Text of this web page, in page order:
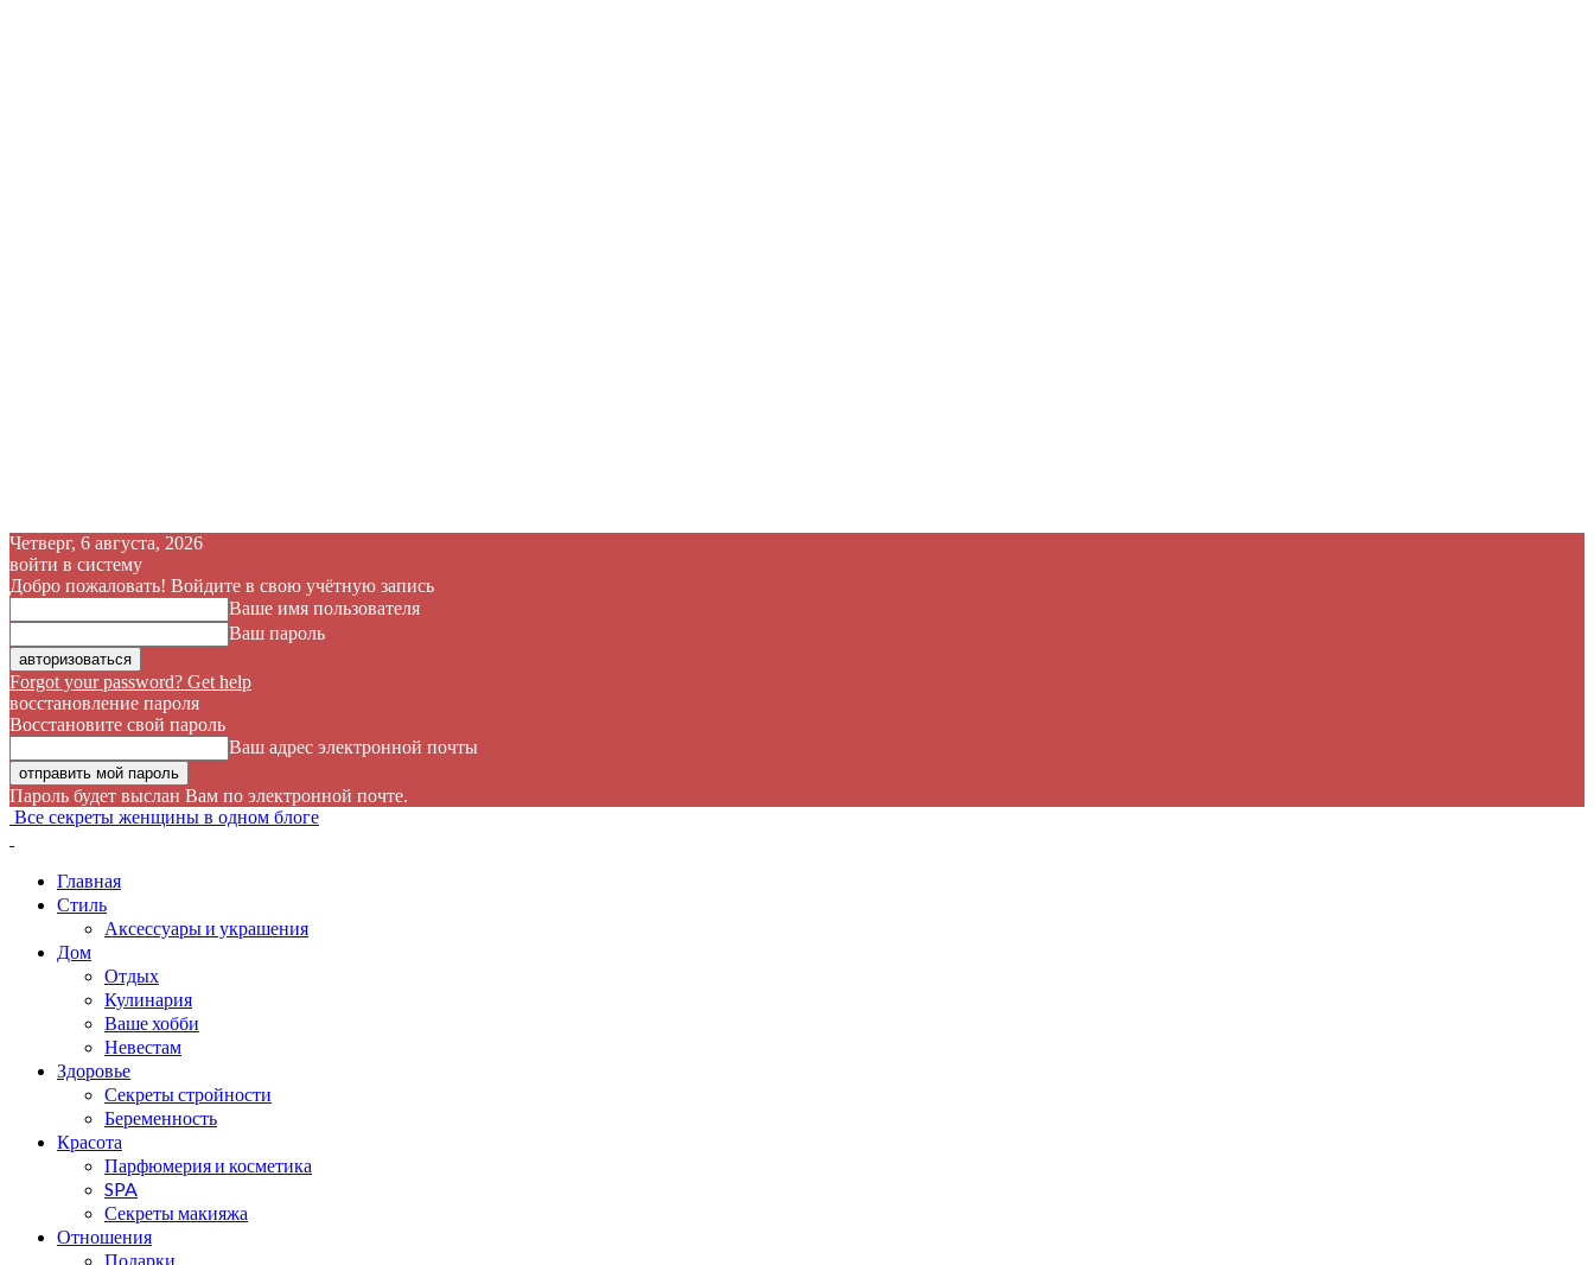
Четверг, 6 августа, 2026
войти в систему
Добро пожаловать! Войдите в свою учётную запись
Ваше имя пользователя
Ваш пароль
Forgot your password? Get help
восстановление пароля
Восстановите свой пароль
Ваш адрес электронной почты
Пароль будет выслан Вам по электронной почте.
Все секреты женщины в одном блоге
Главная
Стиль
Аксессуары и украшения
Дом
Отдых
Кулинария
Ваше хобби
Невестам
Здоровье
Секреты стройности
Беременность
Красота
Парфюмерия и косметика
SPA
Секреты макияжа
Отношения
Подарки